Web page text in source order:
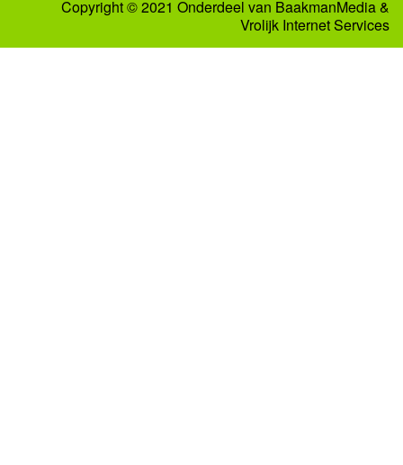
Copyright © 2021 Onderdeel van BaakmanMedia&
Vrolijk Internet Services